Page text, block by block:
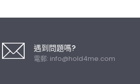
遇到問題嗎?
電郵: info@hold4me.com